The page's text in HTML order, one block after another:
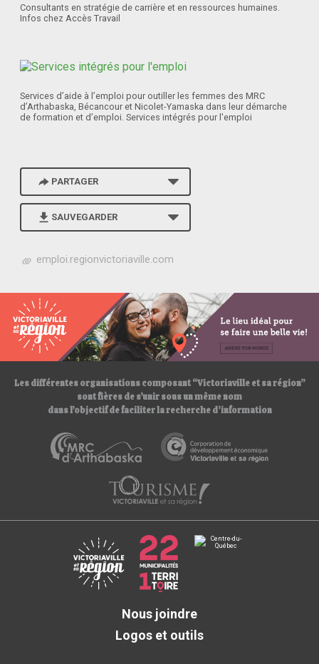
Consultants en stratégie de carrière et en ressources humaines.
Infos chez Accès Travail
Services d’aide à l’emploi pour outiller les femmes des MRC
d’Arthabaska, Bécancour et Nicolet-Yamaska dans leur démarche
de formation et d’emploi. Services intégrés pour l'emploi
PARTAGER
SAUVEGARDER
h
p
s
:
/
/
emploi.regionvictoriaville.com
Les différentes organisations composant “Victoriaville et sa région”
sont fières de s’unir sous un même nom
dans l’objectif de faciliter la recherche d’information
Nous joindre
Logos et outils